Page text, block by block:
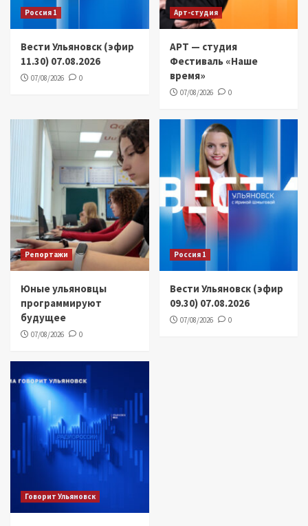
Россия 1
Вести Ульяновск (эфир
11.30) 07.08.2026
07/08/2026 0
Арт-студия
АРТ — студия
Фестиваль «Наше
время»
07/08/2026 0
Репортажи
Юные ульяновцы
программируют
будущее
07/08/2026 0
Россия 1
Вести Ульяновск (эфир
09.30) 07.08.2026
07/08/2026 0
Говорит Ульяновск